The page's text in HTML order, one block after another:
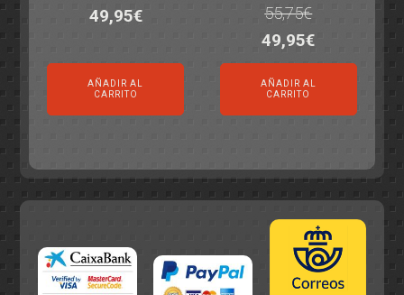
El
original
era:
49,95€El
actual
AÑADIR AL
CARRITO
55,75€
El
precio
original
era:
49,95€El
precio
actual
es:
AÑADIR AL
CARRITO